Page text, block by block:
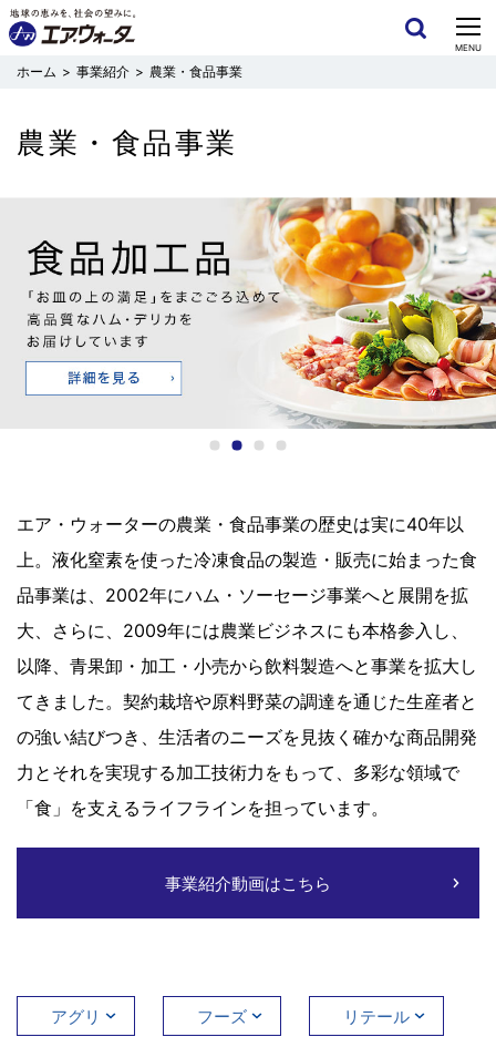
CLOSE
MENU
事業紹介 農業・食品事業
農業・食品事業
エア・ウォーターの農業・食品事業の歴史は実に40年以
上。液化窒素を使った冷凍食品の製造・販売に始まった食
品事業は、2002年にハム・ソーセージ事業へと展開を拡
大、さらに、2009年には農業ビジネスにも本格参入し、
以降、青果卸・加工・小売から飲料製造へと事業を拡大し
てきました。契約栽培や原料野菜の調達を通じた生産者と
の強い結びつき、生活者のニーズを見抜く確かな商品開発
力とそれを実現する加工技術力をもって、多彩な領域で
「食」を支えるライフラインを担っています。
事業紹介動画はこちら
アグリ フーズ リテール